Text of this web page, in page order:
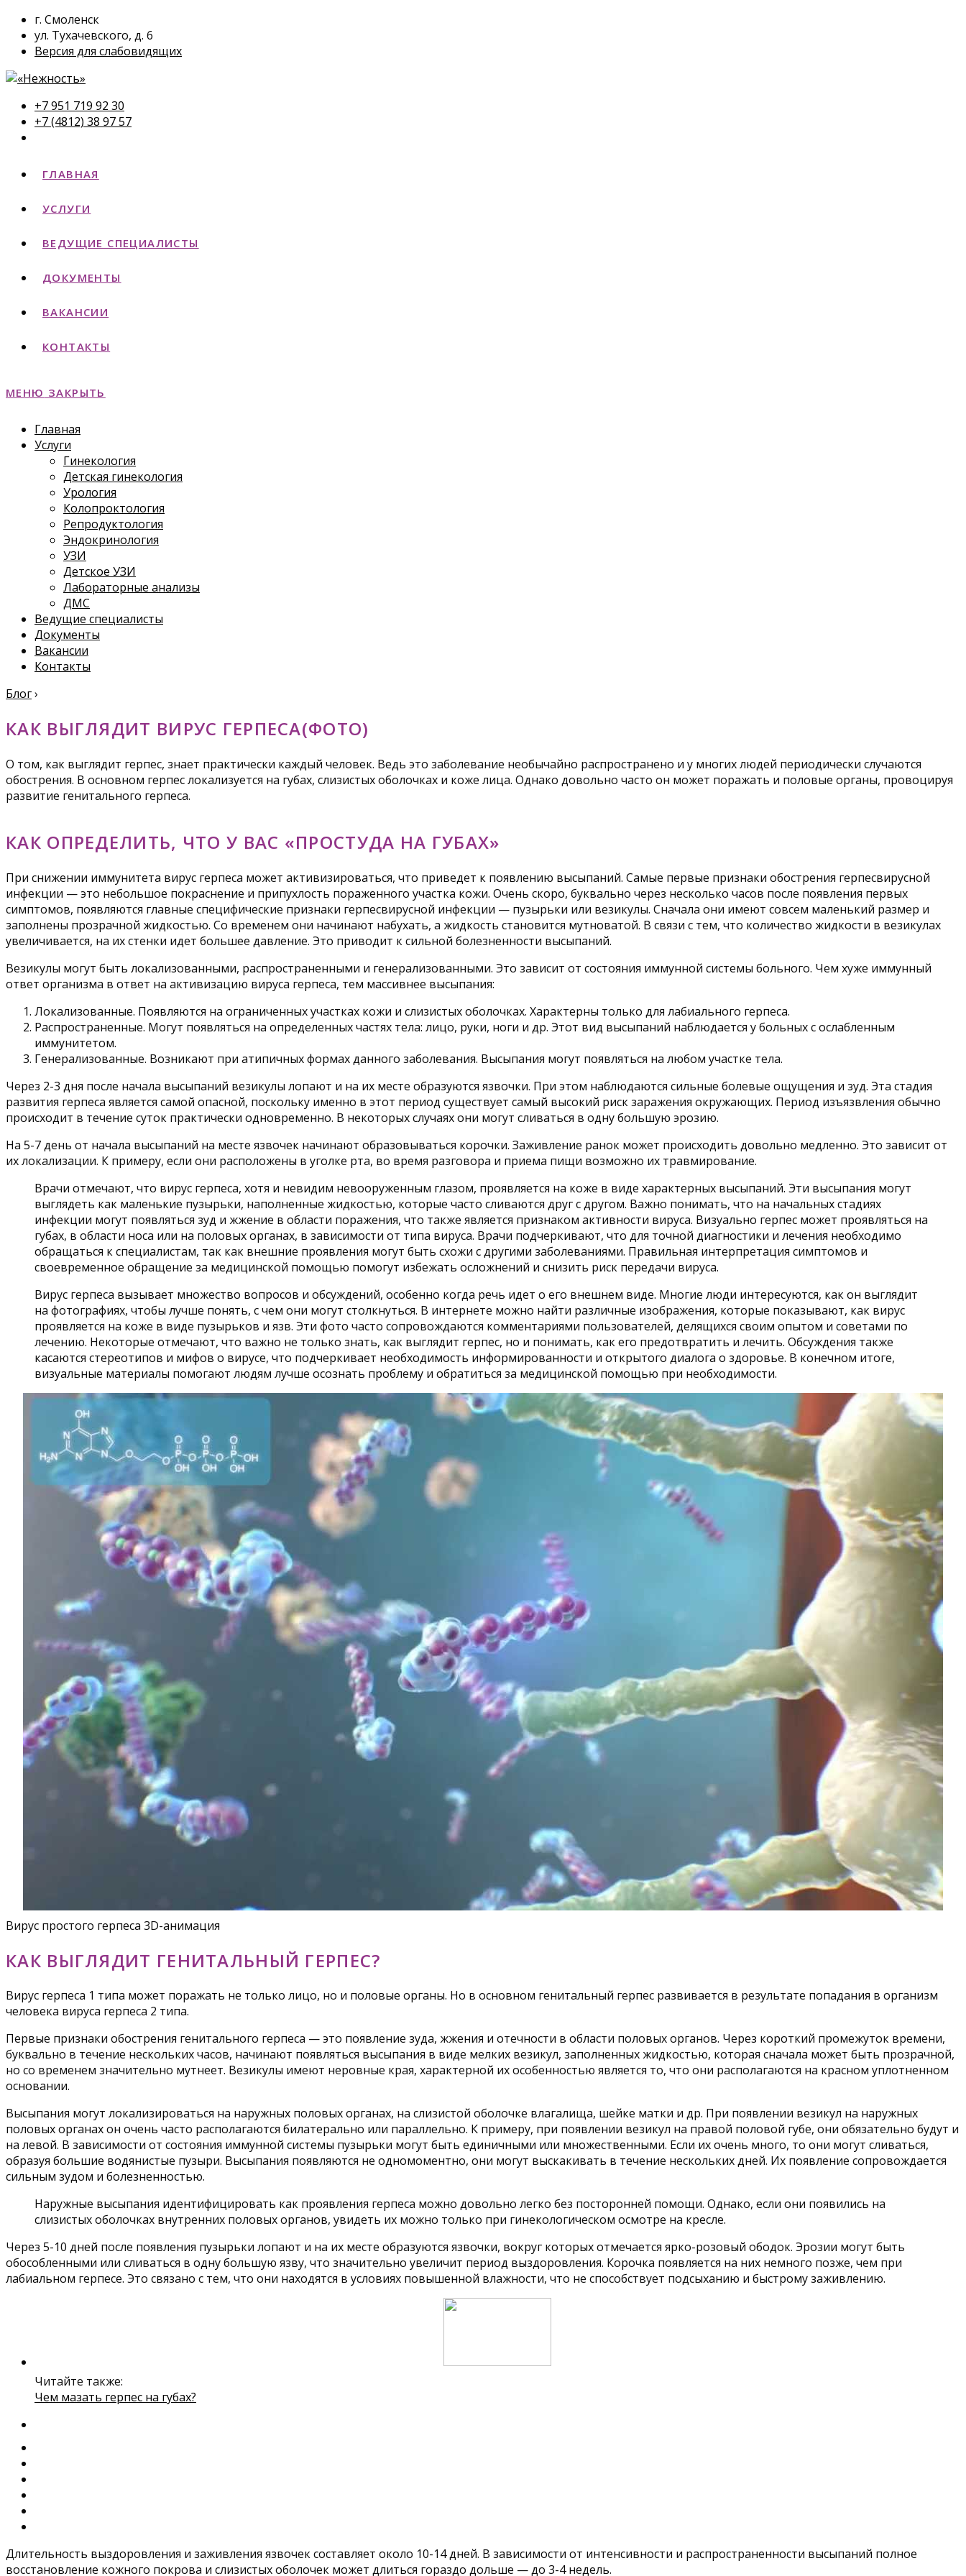
г. Смоленск
ул. Тухачевского, д. 6
Версия для слабовидящих
+7 951 719 92 30
+7 (4812) 38 97 57
ГЛАВНАЯ
УСЛУГИ
ВЕДУЩИЕ СПЕЦИАЛИСТЫ
ДОКУМЕНТЫ
ВАКАНСИИ
КОНТАКТЫ
МЕНЮ ЗАКРЫТЬ
Главная
Услуги
Гинекология
Детская гинекология
Урология
Колопроктология
Репродуктология
Эндокринология
УЗИ
Детское УЗИ
Лабораторные анализы
ДМС
Ведущие специалисты
Документы
Вакансии
Контакты
Блог›
КАК ВЫГЛЯДИТ ВИРУС ГЕРПЕСА(ФОТО)
О том, как выглядит герпес, знает практически каждый человек. Ведь это заболевание необычайно распространено и у многих людей периодически случаются
обострения. В основном герпес локализуется на губах, слизистых оболочках и коже лица. Однако довольно часто он может поражать и половые органы, провоцируя
развитие генитального герпеса.
КАК ОПРЕДЕЛИТЬ, ЧТО У ВАС «ПРОСТУДА НА ГУБАХ»
При снижении иммунитета вирус герпеса может активизироваться, что приведет к появлению высыпаний. Самые первые признаки обострения герпесвирусной
инфекции — это небольшое покраснение и припухлость пораженного участка кожи. Очень скоро, буквально через несколько часов после появления первых
симптомов, появляются главные специфические признаки герпесвирусной инфекции — пузырьки или везикулы. Сначала они имеют совсем маленький размер и
заполнены прозрачной жидкостью. Со временем они начинают набухать, а жидкость становится мутноватой. В связи с тем, что количество жидкости в везикулах
увеличивается, на их стенки идет большее давление. Это приводит к сильной болезненности высыпаний.
Везикулы могут быть локализованными, распространенными и генерализованными. Это зависит от состояния иммунной системы больного. Чем хуже иммунный
ответ организма в ответ на активизацию вируса герпеса, тем массивнее высыпания:
Локализованные. Появляются на ограниченных участках кожи и слизистых оболочках. Характерны только для лабиального герпеса.
Распространенные. Могут появляться на определенных частях тела: лицо, руки, ноги и др. Этот вид высыпаний наблюдается у больных с ослабленным
иммунитетом.
Генерализованные. Возникают при атипичных формах данного заболевания. Высыпания могут появляться на любом участке тела.
Через 2-3 дня после начала высыпаний везикулы лопают и на их месте образуются язвочки. При этом наблюдаются сильные болевые ощущения и зуд. Эта стадия
развития герпеса является самой опасной, поскольку именно в этот период существует самый высокий риск заражения окружающих. Период изъязвления обычно
происходит в течение суток практически одновременно. В некоторых случаях они могут сливаться в одну большую эрозию.
На 5-7 день от начала высыпаний на месте язвочек начинают образовываться корочки. Заживление ранок может происходить довольно медленно. Это зависит от
их локализации. К примеру, если они расположены в уголке рта, во время разговора и приема пищи возможно их травмирование.
Врачи отмечают, что вирус герпеса, хотя и невидим невооруженным глазом, проявляется на коже в виде характерных высыпаний. Эти высыпания могут
выглядеть как маленькие пузырьки, наполненные жидкостью, которые часто сливаются друг с другом. Важно понимать, что на начальных стадиях
инфекции могут появляться зуд и жжение в области поражения, что также является признаком активности вируса. Визуально герпес может проявляться на
губах, в области носа или на половых органах, в зависимости от типа вируса. Врачи подчеркивают, что для точной диагностики и лечения необходимо
обращаться к специалистам, так как внешние проявления могут быть схожи с другими заболеваниями. Правильная интерпретация симптомов и
своевременное обращение за медицинской помощью помогут избежать осложнений и снизить риск передачи вируса.
Вирус герпеса вызывает множество вопросов и обсуждений, особенно когда речь идет о его внешнем виде. Многие люди интересуются, как он выглядит
на фотографиях, чтобы лучше понять, с чем они могут столкнуться. В интернете можно найти различные изображения, которые показывают, как вирус
проявляется на коже в виде пузырьков и язв. Эти фото часто сопровождаются комментариями пользователей, делящихся своим опытом и советами по
лечению. Некоторые отмечают, что важно не только знать, как выглядит герпес, но и понимать, как его предотвратить и лечить. Обсуждения также
касаются стереотипов и мифов о вирусе, что подчеркивает необходимость информированности и открытого диалога о здоровье. В конечном итоге,
визуальные материалы помогают людям лучше осознать проблему и обратиться за медицинской помощью при необходимости.
Вирус простого герпеса 3D-анимация
КАК ВЫГЛЯДИТ ГЕНИТАЛЬНЫЙ ГЕРПЕС?
Вирус герпеса 1 типа может поражать не только лицо, но и половые органы. Но в основном генитальный герпес развивается в результате попадания в организм
человека вируса герпеса 2 типа.
Первые признаки обострения генитального герпеса — это появление зуда, жжения и отечности в области половых органов. Через короткий промежуток времени,
буквально в течение нескольких часов, начинают появляться высыпания в виде мелких везикул, заполненных жидкостью, которая сначала может быть прозрачной,
но со временем значительно мутнеет. Везикулы имеют неровные края, характерной их особенностью является то, что они располагаются на красном уплотненном
основании.
Высыпания могут локализироваться на наружных половых органах, на слизистой оболочке влагалища, шейке матки и др. При появлении везикул на наружных
половых органах он очень часто располагаются билатерально или параллельно. К примеру, при появлении везикул на правой половой губе, они обязательно будут и
на левой. В зависимости от состояния иммунной системы пузырьки могут быть единичными или множественными. Если их очень много, то они могут сливаться,
образуя большие водянистые пузыри. Высыпания появляются не одномоментно, они могут выскакивать в течение нескольких дней. Их появление сопровождается
сильным зудом и болезненностью.
Наружные высыпания идентифицировать как проявления герпеса можно довольно легко без посторонней помощи. Однако, если они появились на
слизистых оболочках внутренних половых органов, увидеть их можно только при гинекологическом осмотре на кресле.
Через 5-10 дней после появления пузырьки лопают и на их месте образуются язвочки, вокруг которых отмечается ярко-розовый ободок. Эрозии могут быть
обособленными или сливаться в одну большую язву, что значительно увеличит период выздоровления. Корочка появляется на них немного позже, чем при
лабиальном герпесе. Это связано с тем, что они находятся в условиях повышенной влажности, что не способствует подсыханию и быстрому заживлению.
Читайте также:
Чем мазать герпес на губах?
Длительность выздоровления и заживления язвочек составляет около 10-14 дней. В зависимости от интенсивности и распространенности высыпаний полное
восстановление кожного покрова и слизистых оболочек может длиться гораздо дольше — до 3-4 недель.